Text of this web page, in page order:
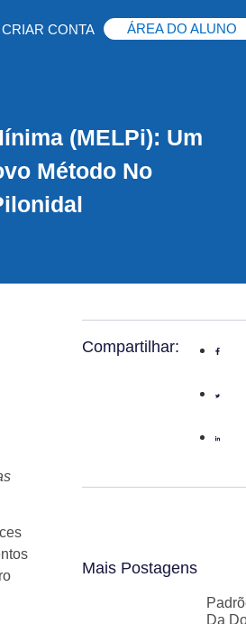
CRIAR CONTA ÁREA DO ALUNO
(MELPi): Um
Método No
Compartilhar:
Mais Postagens
Da